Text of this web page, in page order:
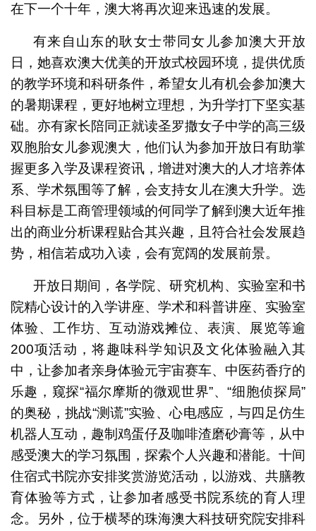
在下一个十年，澳大将再次迎来迅速的发展。
有来自山东的耿女士带同女儿参加澳大开放
日，她喜欢澳大优美的开放式校园环境，提供优质
的教学环境和科研条件，希望女儿有机会参加澳大
的暑期课程，更好地树立理想，为升学打下坚实基
础。亦有家长陪同正就读圣罗撒女子中学的高三级
双胞胎女儿参观澳大，他们认为参加开放日有助掌
握更多入学及课程资讯，增进对澳大的人才培养体
系、学术氛围等了解，会支持女儿在澳大升学。选
科目标是工商管理领域的何同学了解到澳大近年推
出的商业分析课程贴合其兴趣，且符合社会发展趋
势，相信若成功入读，会有宽阔的发展前景。
开放日期间，各学院、研究机构、实验室和书
院精心设计的入学讲座、学术和科普讲座、实验室
体验、工作坊、互动游戏摊位、表演、展览等逾
200项活动，将趣味科学知识及文化体验融入其
中，让参加者亲身体验元宇宙赛车、中医药香疗的
乐趣，窥探“福尔摩斯的微观世界”、“细胞侦探局”
的奥秘，挑战“测谎”实验、心电感应，与四足仿生
机器人互动，趣制鸡蛋仔及咖啡渣磨砂膏等，从中
感受澳大的学习氛围，探索个人兴趣和潜能。十间
住宿式书院亦安排奖赏游览活动，以游戏、共膳教
育体验等方式，让参加者感受书院系统的育人理
念。另外，位于横琴的珠海澳大科技研究院安排科